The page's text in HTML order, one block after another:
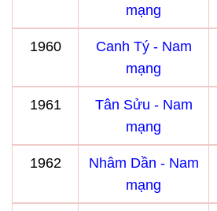
mạng
1960
Canh Tý - Nam
mạng
1961
Tân Sửu - Nam
mạng
1962
Nhâm Dần - Nam
mạng